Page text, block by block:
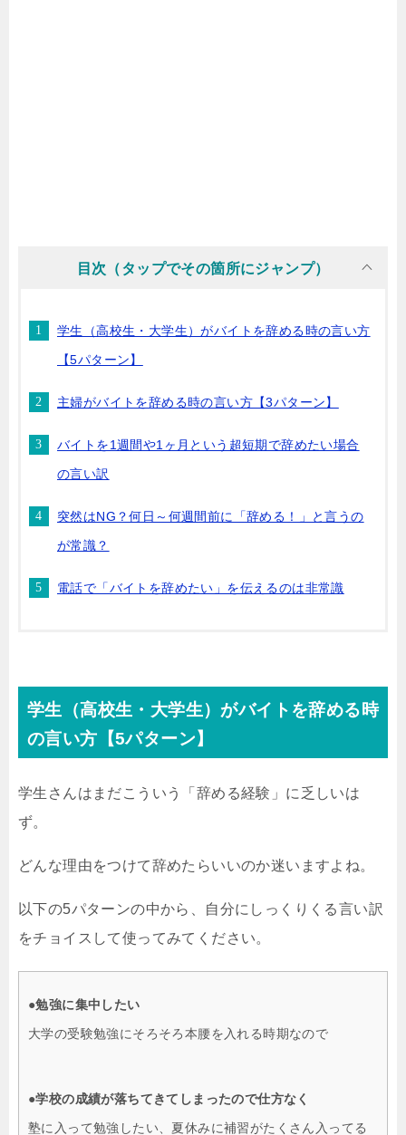
目次（タップでその箇所にジャンプ）
学生（高校生・大学生）がバイトを辞める時の言い方
【5パターン】
主婦がバイトを辞める時の言い方【3パターン】
バイトを1週間や1ヶ月という超短期で辞めたい場合
の言い訳
突然はNG？何日～何週間前に「辞める！」と言うの
が常識？
電話で「バイトを辞めたい」を伝えるのは非常識
学生（高校生・大学生）がバイトを辞める時
の言い方【5パターン】
学生さんはまだこういう「辞める経験」に乏しいは
ず。
どんな理由をつけて辞めたらいいのか迷いますよね。
以下の5パターンの中から、自分にしっくりくる言い訳
をチョイスして使ってみてください。
●勉強に集中したい
大学の受験勉強にそろそろ本腰を入れる時期なので
●学校の成績が落ちてきてしまったので仕方なく
塾に入って勉強したい、夏休みに補習がたくさん入ってる